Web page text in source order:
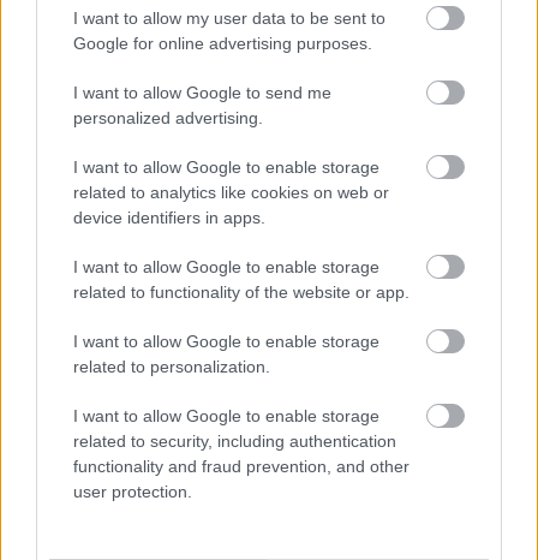
I want to allow my user data to be sent to
Google for online advertising purposes.
I want to allow Google to send me
personalized advertising.
I want to allow Google to enable storage
related to analytics like cookies on web or
device identifiers in apps.
I want to allow Google to enable storage
related to functionality of the website or app.
I want to allow Google to enable storage
related to personalization.
I want to allow Google to enable storage
related to security, including authentication
functionality and fraud prevention, and other
user protection.
Ανοικτές 1.779 θέσεις εργασίας στο
Δημόσιο (χωρίς πτυχίο)
ΔΕΥΑ Άργους - Μυκηνών: 16
προσλήψεις απόφοιτων ΠΕ, ΤΕ, ΔΕ και
ΥΕ
Προσλήψεις αναπληρωτών: Περίπου